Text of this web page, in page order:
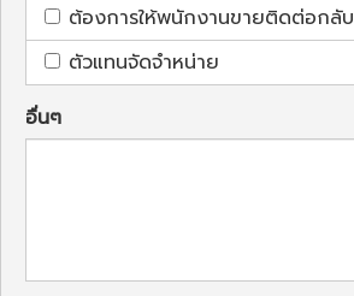
ต้องการให้พนักงานขายติดต่อกลับ
ตัวแทนจัดจำหน่าย
อื่นๆ